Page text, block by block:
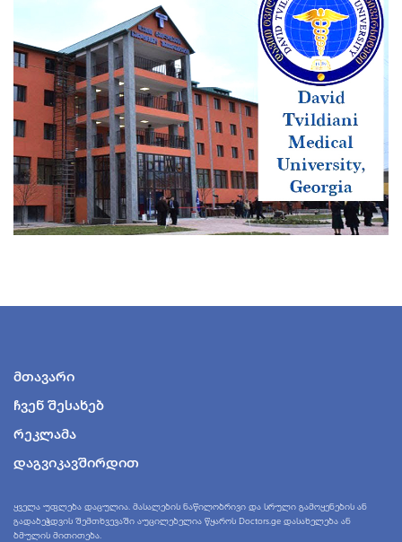
მთავარი
ჩვენ შესახებ
რეკლამა
დაგვიკავშირდით
ყველა უფლება დაცულია. მასალების ნაწილობრივი და სრული გამოყენების ან
გადაბეჭდვის შემთხვევაში აუცილებელია წყაროს Doctors.ge დასახელება ან
ბმულის მითითება.